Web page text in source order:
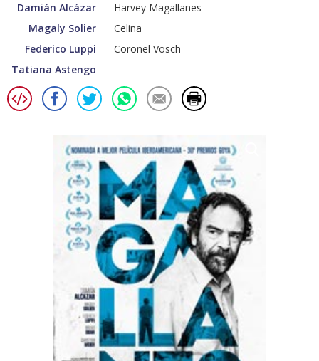
Damián Alcázar
Harvey Magallanes
Magaly Solier
Celina
Federico Luppi
Coronel Vosch
Tatiana Astengo